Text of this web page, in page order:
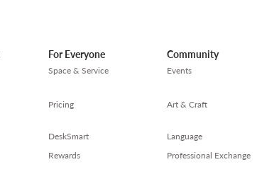
For Everyone
Space & Service
Pricing
DeskSmart
Rewards
Community
Events
Art & Craft
Language
Professional Exchange